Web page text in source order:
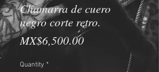
Chamarra de cuero
negro corte retro.
MX$6,500.00Price
Quantity *